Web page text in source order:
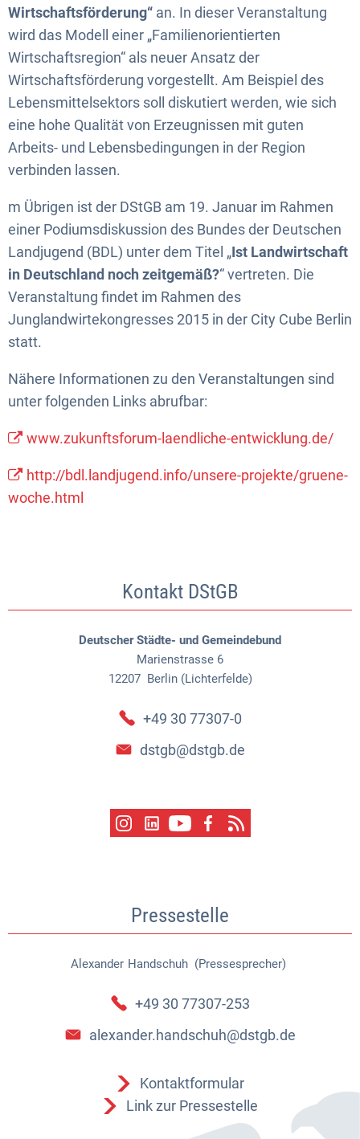
Wirtschaftsförderung“ an. In dieser Veranstaltung
wird das Modell einer „Familienorientierten
Wirtschaftsregion“ als neuer Ansatz der
Wirtschaftsförderung vorgestellt. Am Beispiel des
Lebensmittelsektors soll diskutiert werden, wie sich
eine hohe Qualität von Erzeugnissen mit guten
Arbeits- und Lebensbedingungen in der Region
verbinden lassen.
m Übrigen ist der DStGB am 19. Januar im Rahmen
einer Podiumsdiskussion des Bundes der Deutschen
Landjugend (BDL) unter dem Titel „Ist Landwirtschaft
in Deutschland noch zeitgemäß?“ vertreten. Die
Veranstaltung findet im Rahmen des
Junglandwirtekongresses 2015 in der City Cube Berlin
statt.
Nähere Informationen zu den Veranstaltungen sind
unter folgenden Links abrufbar:
www.zukunftsforum-laendliche-entwicklung.de/
http://bdl.landjugend.info/unsere-projekte/gruene-
woche.html
Kontakt DStGB
Deutscher Städte- und Gemeindebund
Marienstrasse 6
12207 Berlin (Lichterfelde)
+49 30 77307-0
dstgb@dstgb.de
Pressestelle
Alexander Handschuh (Pressesprecher)
Alexander Handschuh
+49 30 77307-253
alexander.handschuh@dstgb.de
Kontaktformular
Link zur Pressestelle